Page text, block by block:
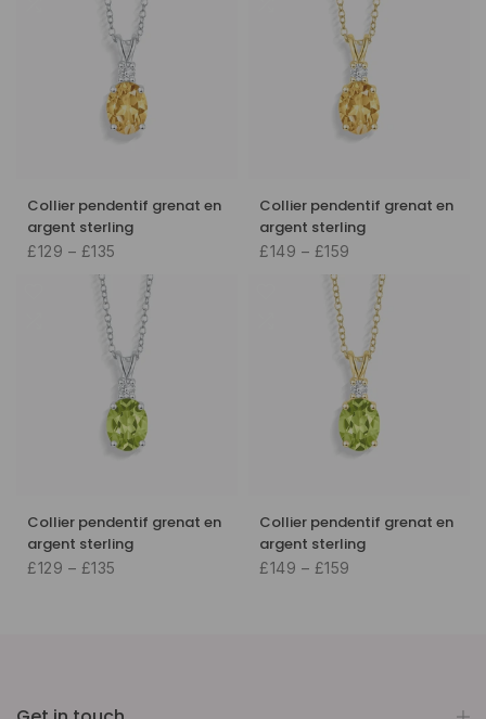
Collier pendentif grenat en
argent sterling
£129 – £135
Collier pendentif grenat en
argent sterling
£149 – £159
Collier pendentif grenat en
argent sterling
£129 – £135
Collier pendentif grenat en
argent sterling
£149 – £159